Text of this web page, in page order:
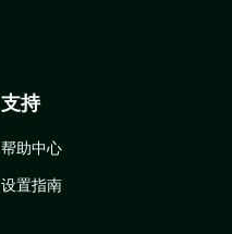
支持
帮助中心
设置指南